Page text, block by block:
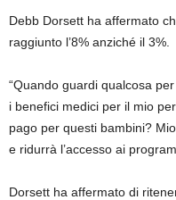
Debb Dorsett ha affermato
raggiunto l’8% anziché il 3%.
“Quando guardi qualcosa
i benefici medici per il mio
pago per questi bambini?
e ridurrà l’accesso ai
Dorsett ha affermato di